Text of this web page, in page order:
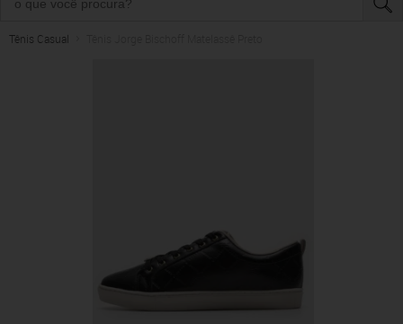
Tênis Casual